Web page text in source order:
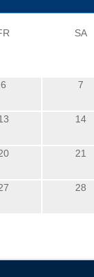
SA
6 7
14
21
28